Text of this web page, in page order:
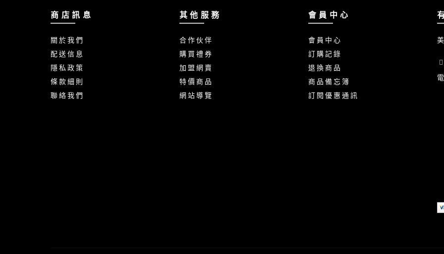
商 店 訊 息
關 於 我 們
配 送 信 息
隱 私 政 策
條 款 細 則
聯 絡 我 們
其 他 服 務
合 作 伙 伴
購 買 禮 券
加 盟 網 賣
特 價 商 品
網 站 導 覽
會 員 中 心
會 員 中 心
訂 購 記 錄
退 換 商 品
商 品 備 忘 簿
訂 閱 優 惠 通 訊